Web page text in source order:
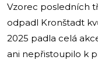
Vzorec posledních
odpadl Kronštadt
2025 padla celá
ani nepřistoupilo k